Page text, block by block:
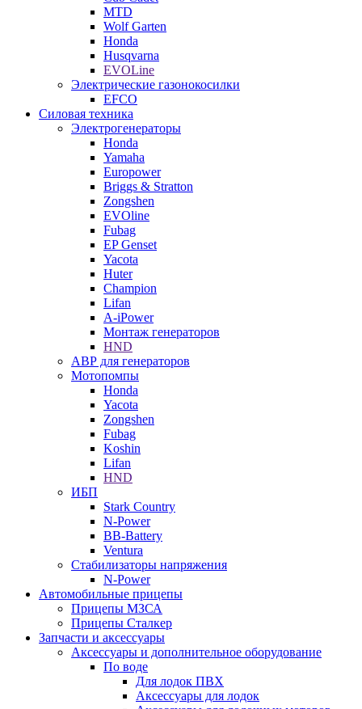
MTD
Wolf Garten
Honda
Husqvarna
EVOLine
Электрические газонокосилки
EFCO
Силовая техника
Электрогенераторы
Honda
Yamaha
Europower
Briggs & Stratton
Zongshen
EVOline
Fubag
EP Genset
Yacota
Huter
Champion
Lifan
A-iPower
Монтаж генераторов
HND
АВР для генераторов
Мотопомпы
Honda
Yacota
Zongshen
Fubag
Koshin
Lifan
HND
ИБП
Stark Country
N-Power
BB-Battery
Ventura
Стабилизаторы напряжения
N-Power
Автомобильные прицепы
Прицепы МЗСА
Прицепы Сталкер
Запчасти и аксессуары
Аксессуары и дополнительное оборудование
По воде
Для лодок ПВХ
Аксессуары для лодок